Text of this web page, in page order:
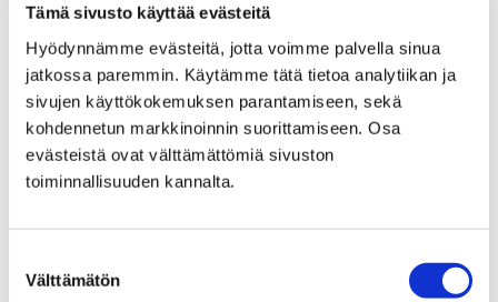
Tämä sivusto käyttää evästeitä
Hyödynnämme evästeitä, jotta voimme palvella sinua
jatkossa paremmin. Käytämme tätä tietoa analytiikan ja
sivujen käyttökokemuksen parantamiseen, sekä
kohdennetun markkinoinnin suorittamiseen. Osa
evästeistä ovat välttämättömiä sivuston
toiminnallisuuden kannalta.
valinta
Välttämätön
Satakunnan työllisyysalue
Työkokeilun palautelomake, työkokeilija
Työkokeilun
palautelomake,
työkokeilija